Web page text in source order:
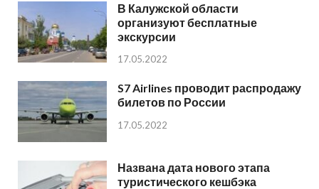
В Калужской области
организуют бесплатные
экскурсии
17.05.2022
S7 Airlines проводит распродажу
билетов по России
17.05.2022
Названа дата нового этапа
туристического кешбэка